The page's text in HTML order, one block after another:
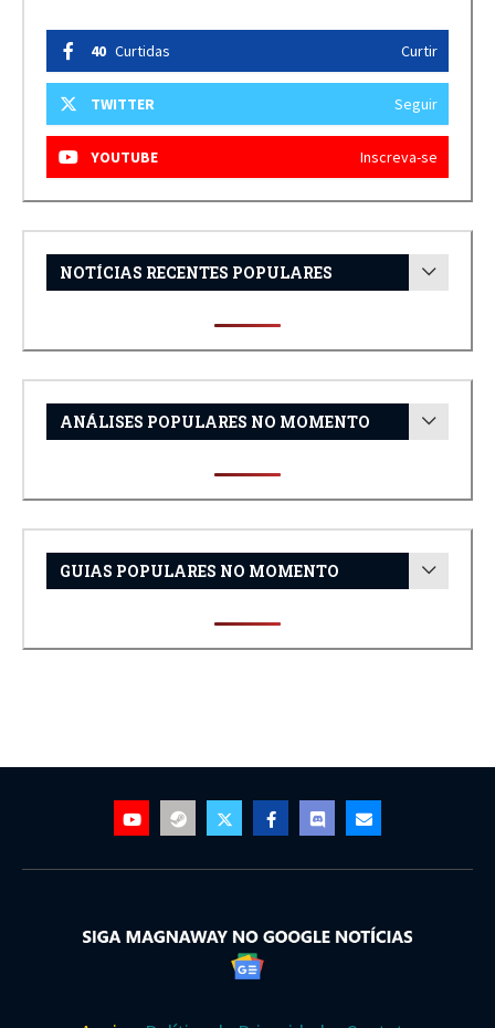
40 Curtidas Curtir
TWITTER Seguir
YOUTUBE Inscreva-se
NOTÍCIAS RECENTES POPULARES
ANÁLISES POPULARES NO MOMENTO
GUIAS POPULARES NO MOMENTO